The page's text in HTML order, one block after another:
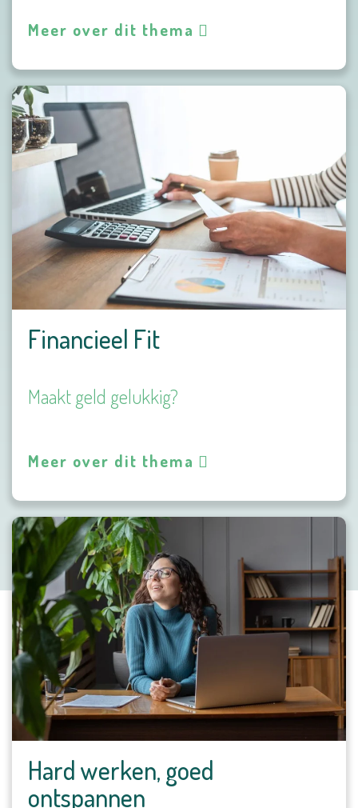
Meer over dit thema
Financieel Fit
Maakt geld gelukkig?
Meer over dit thema
Hard werken, goed
ontspannen